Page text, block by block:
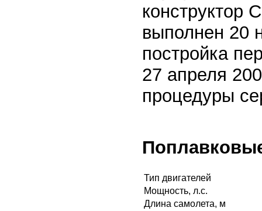
конструктор
выполнен 20
постройка
27 апреля
процедуры
Тип двигателей
Мощность, л.с.
Длина самолета, м